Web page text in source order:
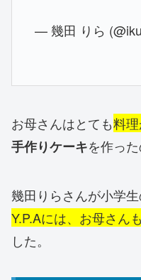
— 幾田 りら
お母さんはとても料
手作りケーキを作った
幾田りらさんが小学
Y.P.Aには、お母さん
した。